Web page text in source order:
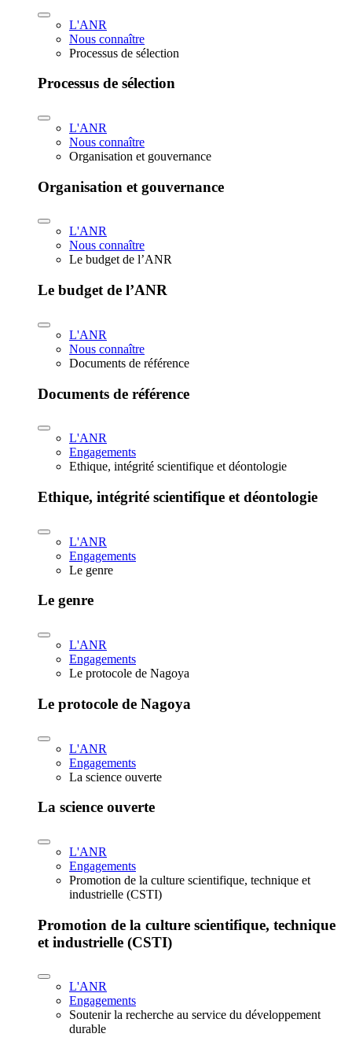
L'ANR
Nous connaître
Processus de sélection
Processus de sélection
L'ANR
Nous connaître
Organisation et gouvernance
Organisation et gouvernance
L'ANR
Nous connaître
Le budget de l’ANR
Le budget de l’ANR
L'ANR
Nous connaître
Documents de référence
Documents de référence
L'ANR
Engagements
Ethique, intégrité scientifique et déontologie
Ethique, intégrité scientifique et déontologie
L'ANR
Engagements
Le genre
Le genre
L'ANR
Engagements
Le protocole de Nagoya
Le protocole de Nagoya
L'ANR
Engagements
La science ouverte
La science ouverte
L'ANR
Engagements
Promotion de la culture scientifique, technique et
industrielle (CSTI)
Promotion de la culture scientifique, technique
et industrielle (CSTI)
L'ANR
Engagements
Soutenir la recherche au service du développement
durable